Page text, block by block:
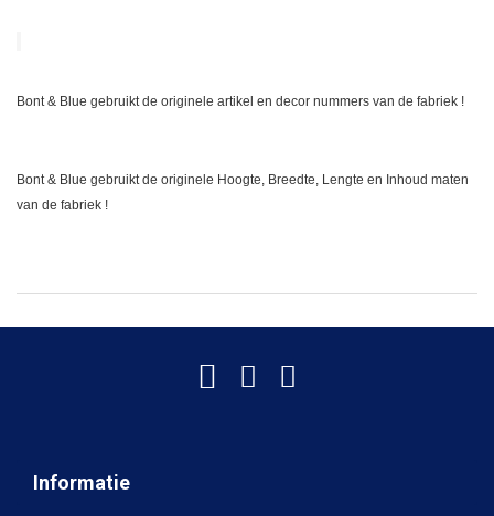
Bont & Blue gebruikt de originele artikel en decor nummers van de fabriek !
Bont & Blue gebruikt de originele Hoogte, Breedte, Lengte en Inhoud maten
van de fabriek !
Informatie